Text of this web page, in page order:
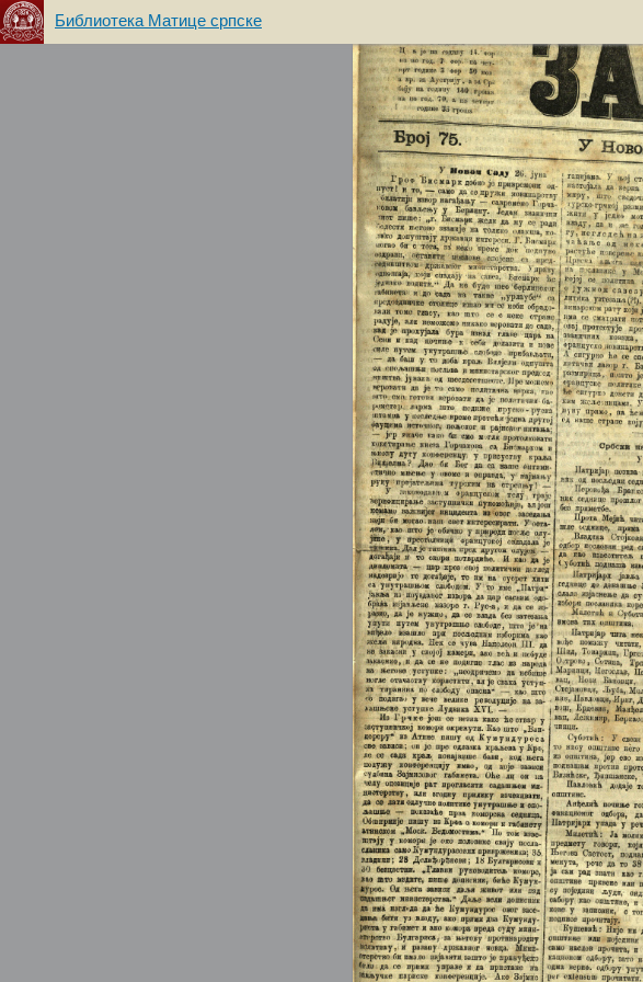
Библиотека Матице српске